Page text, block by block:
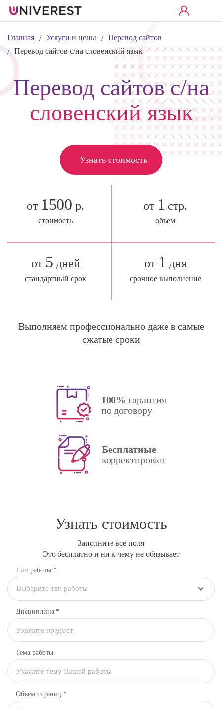
Главная / Услуги и цены / Перевод сайтов
/ Перевод сайтов с/на словенский язык
Перевод сайтов с/на
словенский язык
Узнать стоимость
от 1500 р.
стоимость
от 1 стр.
объем
от 5 дней
стандартный срок
от 1 дня
срочное выполнение
Выполняем профессионально даже в самые
сжатые сроки
100% гарантия
по договору
Бесплатные
корректировки
Узнать стоимость
Заполните все поля
Это бесплатно и ни к чему не обязывает
Тип работы *
Выберите тип работы
Дисциплина *
Тема работы
Объем страниц *